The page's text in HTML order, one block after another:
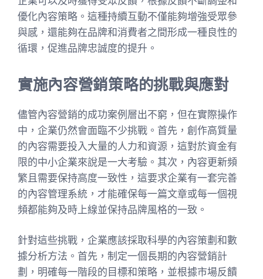
優化內容策略。這種持續互動不僅能夠增強受眾參
與感，還能夠在品牌和消費者之間形成一種良性的
循環，促進品牌忠誠度的提升。
實施內容營銷策略的挑戰與應對
儘管內容營銷的成功案例層出不窮，但在實際操作
中，企業仍然會面臨不少挑戰。首先，創作高質量
的內容需要投入大量的人力和資源，這對於資金有
限的中小企業來說是一大考驗。其次，內容更新頻
繁且需要保持高度一致性，這要求企業有一套完善
的內容管理系統，才能確保每一篇文章或每一個視
頻都能夠及時上線並保持品牌風格的一致。
針對這些挑戰，企業應該採取科學的內容策劃和數
據分析方法。首先，制定一個長期的內容營銷計
劃，明確每一階段的目標和策略，並根據市場反饋